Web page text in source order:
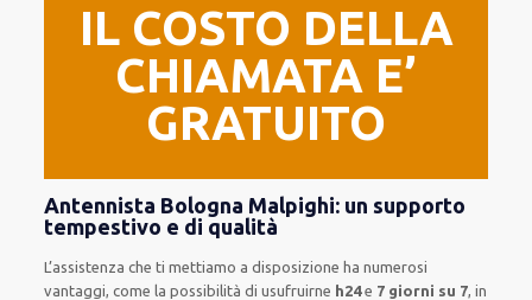
IL COSTO DELLA
CHIAMATA E’
GRATUITO
Antennista Bologna Malpighi: un supporto
tempestivo e di qualità
L’assistenza che timettiamo a disposizione ha numerosi
vantaggi, come la possibilità di usufruirne h24e 7 giorni su 7, in